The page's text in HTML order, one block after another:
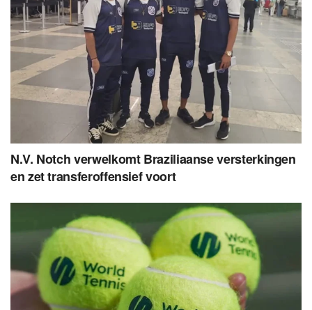
N.V. Notch verwelkomt Braziliaanse versterkingen
en zet transferoffensief voort